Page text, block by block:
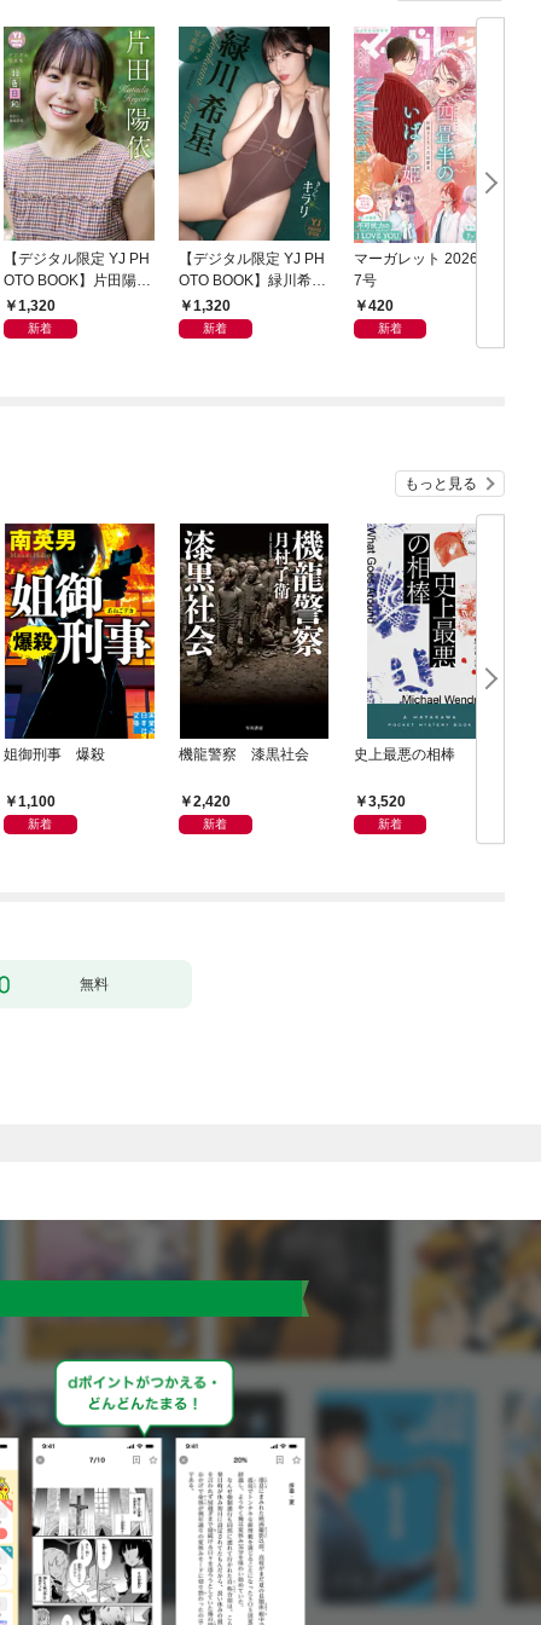
【デジタル限定 YJ PH
OTO BOOK】片田陽依
写真集「羽色日和」
1,320
新着
【デジタル限定 YJ PH
OTO BOOK】緑川希星
写真集「きらら、キラ
リ」
1,320
新着
マーガレット 2026年1
7号
420
新着
もっと見る
姐御刑事 爆殺
1,100
新着
機龍警察 漆黒社会
2,420
新着
史上最悪の相棒
3,520
新着
無料